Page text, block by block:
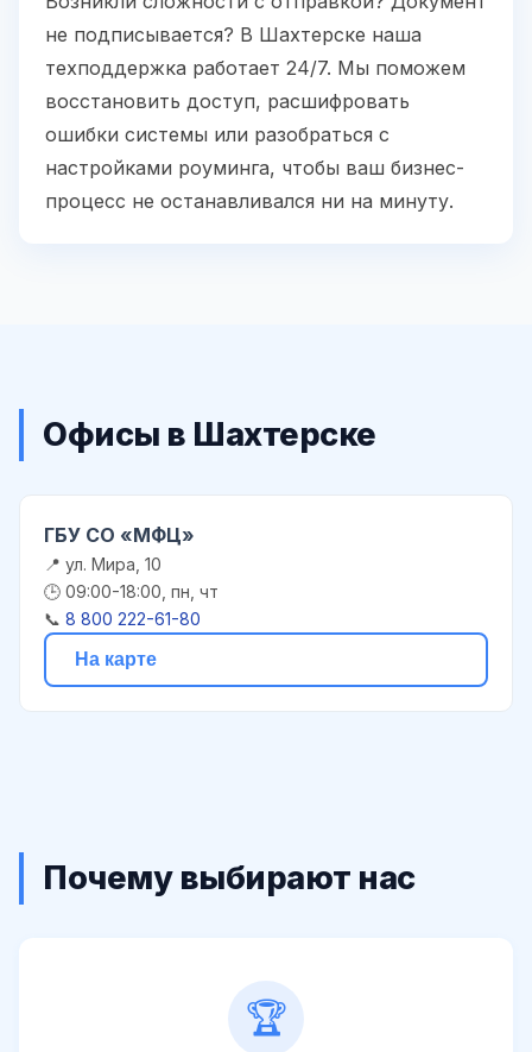
не подписывается? В Шахтерске наша
техподдержка работает 24/7. Мы поможем
восстановить доступ, расшифровать
ошибки системы или разобраться с
настройками роуминга, чтобы ваш бизнес-
процесс не останавливался ни на минуту.
Офисы в Шахтерске
ГБУ СО «МФЦ»
📍 ул. Мира, 10
🕒 09:00-18:00, пн, чт
📞 8 800 222-61-80
На карте
Почему выбирают нас
🏆